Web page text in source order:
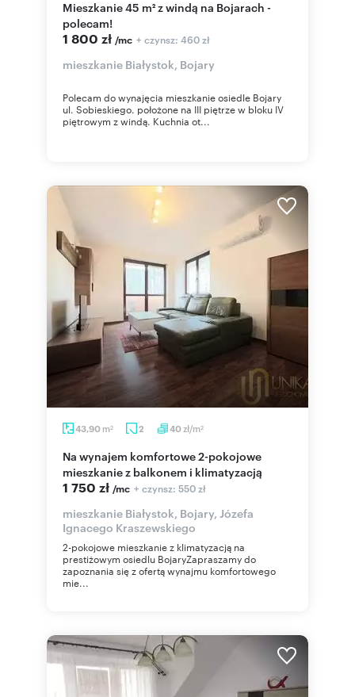
Mieszkanie 45 m² z windą na Bojarach -
polecam!
1 800 zł /mc + czynsz: 460 zł
mieszkanie Białystok, Bojary
Polecam do wynajęcia mieszkanie osiedle Bojary
ul. Sobieskiego. położone na III piętrze w bloku IV
piętrowym z windą. Kuchnia ot...
43,90 m2 2 40zł/m2
Na wynajem komfortowe 2-pokojowe
mieszkanie z balkonem i klimatyzacją
1 750 zł /mc + czynsz: 550 zł
mieszkanie Białystok, Bojary, Józefa
Ignacego Kraszewskiego
2-pokojowe mieszkanie z klimatyzacją na
prestiżowym osiedlu BojaryZapraszamy do
zapoznania się z ofertą wynajmu komfortowego
mie...